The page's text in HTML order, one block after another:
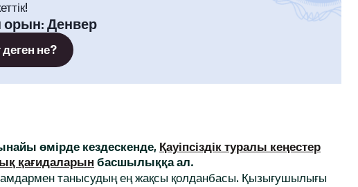
орын: Денвер
не?
өмірде кездескенде, Қауіпсіздік туралы кеңестер
қағидаларын басшылыққа ал.
танысудың ең жақсы қолданбасы. Қызығушылығы